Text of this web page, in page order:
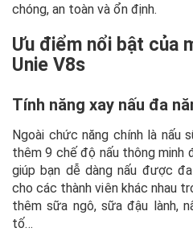
chóng, an toàn và ổn định.
Ưu điểm nổi bật của
Unie V8s
Tính năng xay nấu đa
Ngoài chức năng chính là nấu
thêm 9 chế độ nấu thông
giúp bạn dễ dàng nấu được
cho các thành viên khác nhau
thêm sữa ngô, sữa đậu lành,
tố…